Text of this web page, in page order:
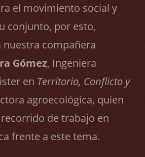
el movimiento social y
conjunto, por esto,
compañera
Gómez, Ingeniera
en Territorio, Conflicto y
agroecológica, quien
de trabajo en
frente a este tema.